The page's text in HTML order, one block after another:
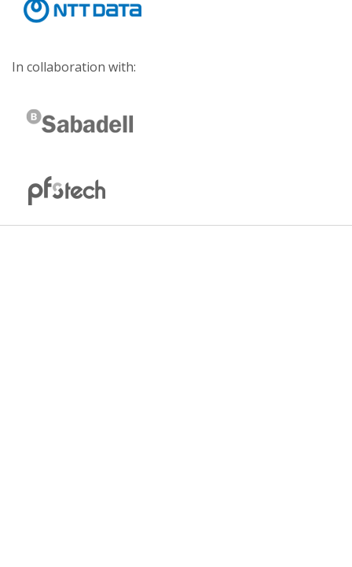
In collaboration with: